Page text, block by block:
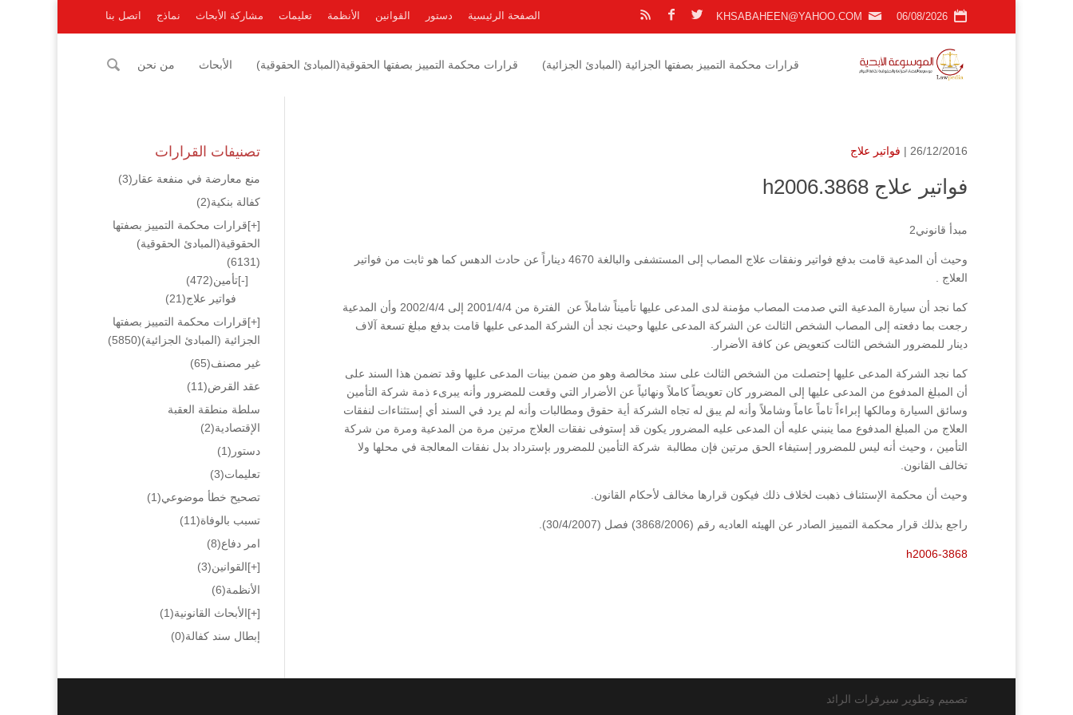
06/08/2026
KHSABAHEEN@YAHOO.COM الصفحة الرئيسية دستور القوانين الأنظمة تعليمات مشاركة الأبحاث نماذج اتصل بنا
قرارات محكمة التمييز بصفتها الجزائية (المبادئ الجزائية) قرارات محكمة التمييز بصفتها الحقوقية(المبادئ الحقوقية) الأبحاث من نحن
26/12/2016 | فواتير علاج
فواتير علاج h2006.3868
مبدأ قانوني2
وحيث أن المدعية قامت بدفع فواتير ونفقات علاج المصاب إلى المستشفى والبالغة 4670 ديناراً عن حادث الدهس كما هو ثابت من فواتير
العلاج .
كما نجد أن سيارة المدعية التي صدمت المصاب مؤمنة لدى المدعى عليها تأميناً شاملاً عن الفترة من 2001/4/4 إلى 2002/4/4 وأن المدعية
رجعت بما دفعته إلى المصاب الشخص الثالث عن الشركة المدعى عليها وحيث نجد أن الشركة المدعى عليها قامت بدفع مبلغ تسعة آلاف
دينار للمضرور الشخص الثالت كتعويض عن كافة الأضرار.
كما نجد الشركة المدعى عليها إحتصلت من الشخص الثالث على سند مخالصة وهو من ضمن بينات المدعى عليها وقد تضمن هذا السند على
أن المبلغ المدفوع من المدعى عليها إلى المضرور كان تعويضاً كاملاً ونهائياً عن الأضرار التي وقعت للمضرور وأنه يبرىء ذمة شركة التأمين
وسائق السيارة ومالكها إبراءاً تاماً عاماً وشاملاً وأنه لم يبق له تجاه الشركة أية حقوق ومطالبات وأنه لم يرد في السند أي إستثناءات لنفقات
العلاج من المبلغ المدفوع مما ينبني عليه أن المدعى عليه المضرور يكون قد إستوفى نفقات العلاج مرتين مرة من المدعية ومرة من شركة
التأمين ، وحيث أنه ليس للمضرور إستيفاء الحق مرتين فإن مطالبة شركة التأمين للمضرور بإسترداد بدل نفقات المعالجة في محلها ولا
تخالف القانون.
وحيث أن محكمة الإستئناف ذهبت لخلاف ذلك فيكون قرارها مخالف لأحكام القانون.
راجع بذلك قرار محكمة التمييز الصادر عن الهيئه العاديه رقم (3868/2006) فصل (30/4/2007).
h2006-3868
تصنيفات القرارات
منع معارضة في منفعة عقار (3)
كفالة بنكية(2)
[+]قرارات محكمة التمييز بصفتها
الحقوقية(المبادئ الحقوقية)
(6131)
[-]تأمين(472)
فواتير علاج(21)
[+]قرارات محكمة التمييز بصفتها
الجزائية (المبادئ الجزائية)(5850)
غير مصنف(65)
عقد القرض(11)
سلطة منطقة العقبة
الإقتصادية(2)
دستور (1)
تعليمات(3)
تصحيح خطأ موضوعي(1)
تسبب بالوفاة(11)
امر دفاع(8)
[+]القوانين(3)
الأنظمة(6)
[+]الأبحاث القانونية(1)
إبطال سند كفالة(0)
تصميم وتطوير سيرفرات الرائد